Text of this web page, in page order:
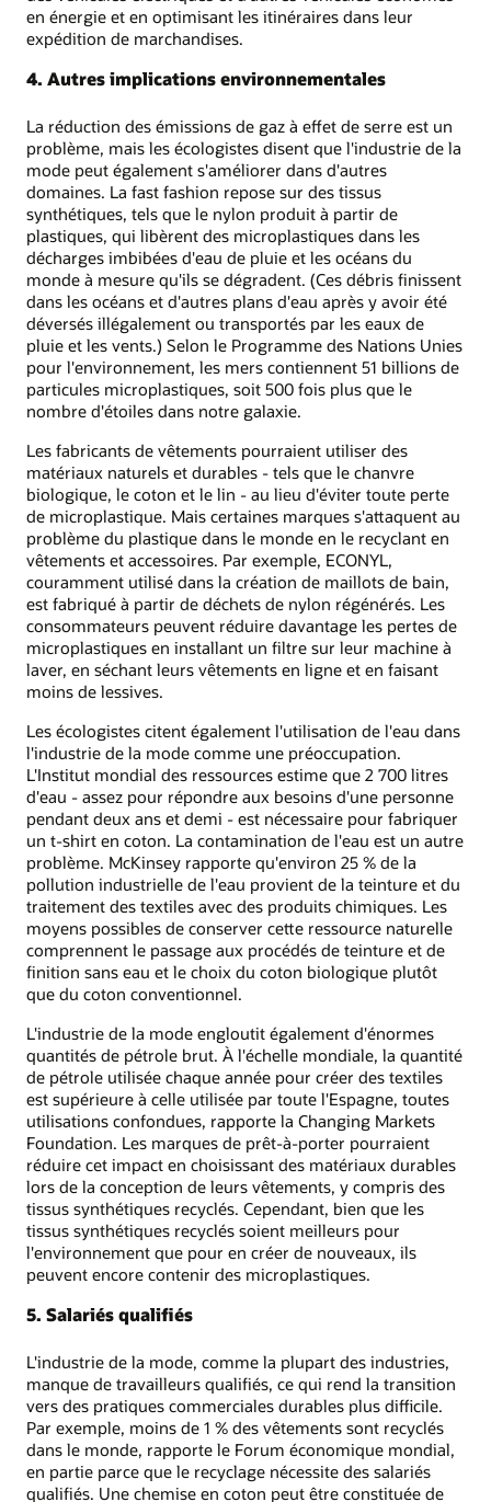
en énergie et en optimisant les itinéraires dans leur
expédition de marchandises.
4. Autres implications environnementales
La réduction des émissions de gaz à effet de serre est un
problème, mais les écologistes disent que l'industrie de la
mode peut également s'améliorer dans d'autres
domaines. La fast fashion repose sur des tissus
synthétiques, tels que le nylon produit à partir de
plastiques, qui libèrent des microplastiques dans les
décharges imbibées d'eau de pluie et les océans du
monde à mesure qu'ils se dégradent. (Ces débris finissent
dans les océans et d'autres plans d'eau après y avoir été
déversés illégalement ou transportés par les eaux de
pluie et les vents.) Selon le Programme des Nations Unies
pour l'environnement, les mers contiennent 51 billions de
particules microplastiques, soit 500 fois plus que le
nombre d'étoiles dans notre galaxie.
Les fabricants de vêtements pourraient utiliser des
matériaux naturels et durables - tels que le chanvre
biologique, le coton et le lin - au lieu d'éviter toute perte
de microplastique. Mais certaines marques s'attaquent au
problème du plastique dans le monde en le recyclant en
vêtements et accessoires. Par exemple, ECONYL,
couramment utilisé dans la création de maillots de bain,
est fabriqué à partir de déchets de nylon régénérés. Les
consommateurs peuvent réduire davantage les pertes de
microplastiques en installant un filtre sur leur machine à
laver, en séchant leurs vêtements en ligne et en faisant
moins de lessives.
Les écologistes citent également l'utilisation de l'eau dans
l'industrie de la mode comme une préoccupation.
L'Institut mondial des ressources estime que 2 700 litres
d'eau - assez pour répondre aux besoins d'une personne
pendant deux ans et demi - est nécessaire pour fabriquer
un t-shirt en coton. La contamination de l'eau est un autre
problème. McKinsey rapporte qu'environ 25 % de la
pollution industrielle de l'eau provient de la teinture et du
traitement des textiles avec des produits chimiques. Les
moyens possibles de conserver cette ressource naturelle
comprennent le passage aux procédés de teinture et de
finition sans eau et le choix du coton biologique plutôt
que du coton conventionnel.
L'industrie de la mode engloutit également d'énormes
quantités de pétrole brut. À l'échelle mondiale, la quantité
de pétrole utilisée chaque année pour créer des textiles
est supérieure à celle utilisée par toute l'Espagne, toutes
utilisations confondues, rapporte la Changing Markets
Foundation. Les marques de prêt-à-porter pourraient
réduire cet impact en choisissant des matériaux durables
lors de la conception de leurs vêtements, y compris des
tissus synthétiques recyclés. Cependant, bien que les
tissus synthétiques recyclés soient meilleurs pour
l'environnement que pour en créer de nouveaux, ils
peuvent encore contenir des microplastiques.
5. Salariés qualifiés
L'industrie de la mode, comme la plupart des industries,
manque de travailleurs qualifiés, ce qui rend la transition
vers des pratiques commerciales durables plus difficile.
Par exemple, moins de 1 % des vêtements sont recyclés
dans le monde, rapporte le Forum économique mondial,
en partie parce que le recyclage nécessite des salariés
qualifiés. Une chemise en coton peut être constituée de